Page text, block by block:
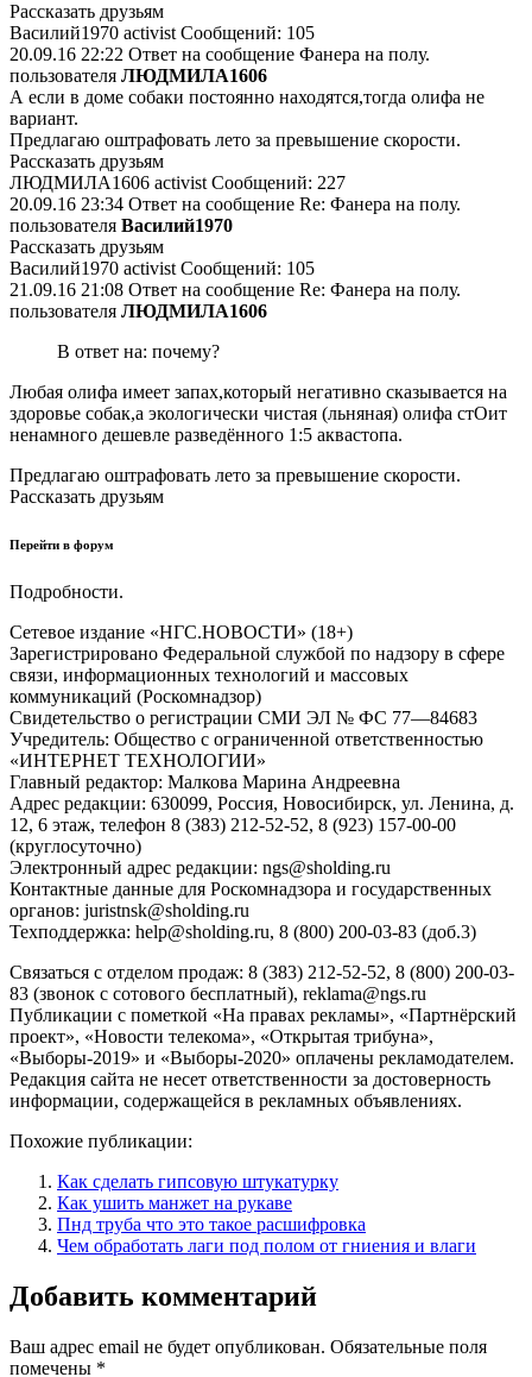
Рассказать друзьям
Василий1970 activist Сообщений: 105
20.09.16 22:22 Ответ на сообщение Фанера на полу.
пользователя ЛЮДМИЛА1606
А если в доме собаки постоянно находятся,тогда олифа не
вариант.
Предлагаю оштрафовать лето за превышение скорости.
Рассказать друзьям
ЛЮДМИЛА1606 activist Сообщений: 227
20.09.16 23:34 Ответ на сообщение Re: Фанера на полу.
пользователя Василий1970
Рассказать друзьям
Василий1970 activist Сообщений: 105
21.09.16 21:08 Ответ на сообщение Re: Фанера на полу.
пользователя ЛЮДМИЛА1606
В ответ на: почему?
Любая олифа имеет запах,который негативно сказывается на
здоровье собак,а экологически чистая (льняная) олифа стОит
ненамного дешевле разведённого 1:5 аквастопа.
Предлагаю оштрафовать лето за превышение скорости.
Рассказать друзьям
Перейти в форум
Подробности.
Сетевое издание «НГС.НОВОСТИ» (18+)
Зарегистрировано Федеральной службой по надзору в сфере
связи, информационных технологий и массовых
коммуникаций (Роскомнадзор)
Свидетельство о регистрации СМИ ЭЛ № ФС 77—84683
Учредитель: Общество с ограниченной ответственностью
«ИНТЕРНЕТ ТЕХНОЛОГИИ»
Главный редактор: Малкова Марина Андреевна
Адрес редакции: 630099, Россия, Новосибирск, ул. Ленина, д.
12, 6 этаж, телефон 8 (383) 212-52-52, 8 (923) 157-00-00
(круглосуточно)
Электронный адрес редакции: ngs@sholding.ru
Контактные данные для Роскомнадзора и государственных
органов: juristnsk@sholding.ru
Техподдержка: help@sholding.ru, 8 (800) 200-03-83 (доб.3)
Связаться с отделом продаж: 8 (383) 212-52-52, 8 (800) 200-03-
83 (звонок с сотового бесплатный), reklama@ngs.ru
Публикации с пометкой «На правах рекламы», «Партнёрский
проект», «Новости телекома», «Открытая трибуна»,
«Выборы-2019» и «Выборы-2020» оплачены рекламодателем.
Редакция сайта не несет ответственности за достоверность
информации, содержащейся в рекламных объявлениях.
Похожие публикации:
Как сделать гипсовую штукатурку
Как ушить манжет на рукаве
Пнд труба что это такое расшифровка
Чем обработать лаги под полом от гниения и влаги
Добавить комментарий
Ваш адрес email не будет опубликован. Обязательные поля
помечены *